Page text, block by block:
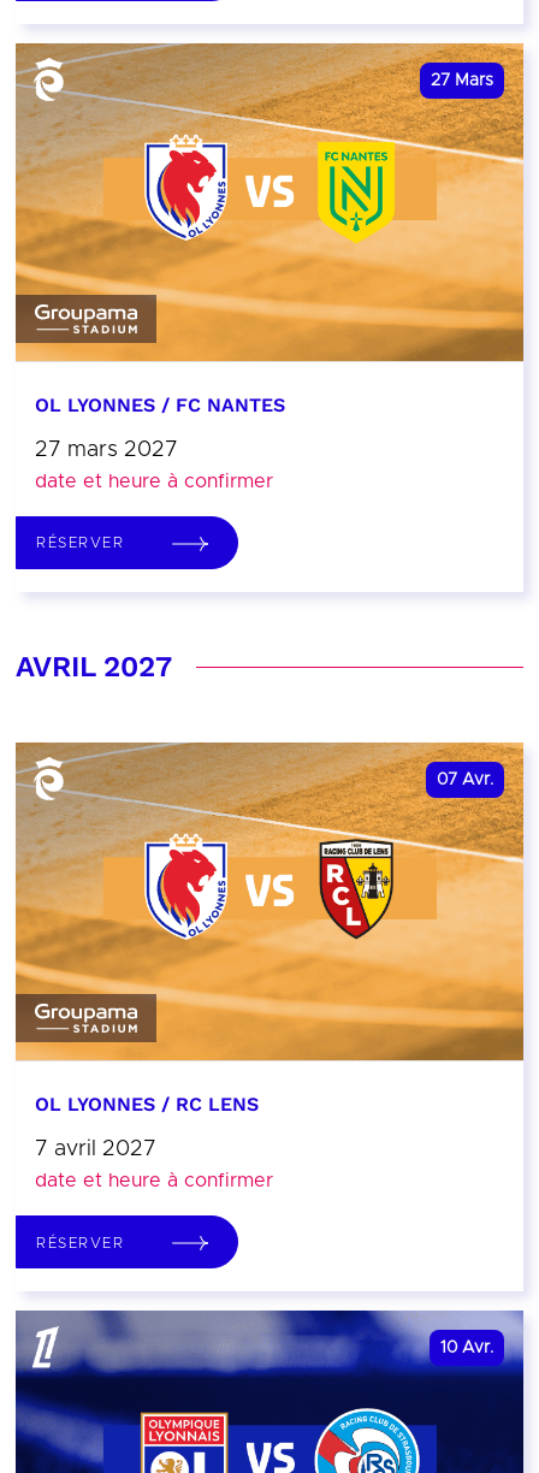
27 Mars
OL LYONNES / FC NANTES
27 mars 2027
date et heure à confirmer
RÉSERVER
AVRIL 2027
07 Avr.
OL LYONNES / RC LENS
7 avril 2027
date et heure à confirmer
RÉSERVER
10 Avr.